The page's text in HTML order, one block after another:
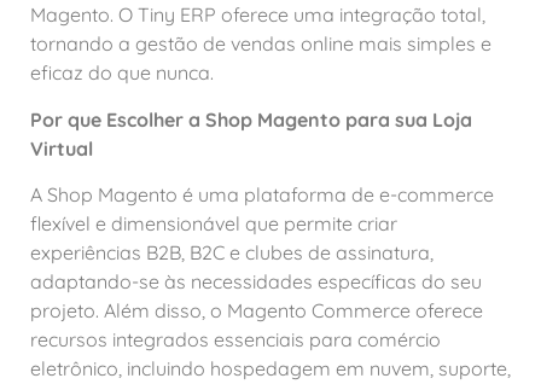
Magento. O Tiny ERP oferece uma integração total,
tornando a gestão de vendas online mais simples e
eficaz do que nunca.
Por que Escolher a Shop Magento para sua Loja
Virtual
A Shop Magento é uma plataforma de e-commerce
flexível e dimensionável que permite criar
experiências B2B, B2C e clubes de assinatura,
adaptando-se às necessidades específicas do seu
projeto. Além disso, o Magento Commerce oferece
recursos integrados essenciais para comércio
eletrônico, incluindo hospedagem em nuvem, suporte,